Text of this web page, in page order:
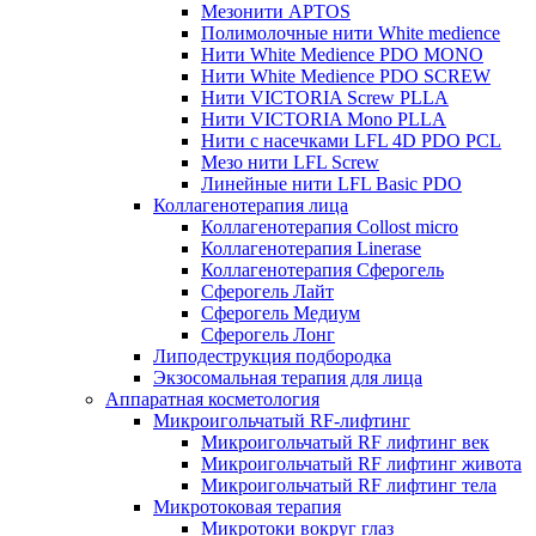
Мезонити APTOS
Полимолочные нити White medience
Нити White Medience PDO MONO
Нити White Medience PDO SCREW
Нити VICTORIA Screw PLLA
Нити VICTORIA Mono PLLA
Нити с насечками LFL 4D PDO PCL
Мезо нити LFL Screw
Линейные нити LFL Basic PDO
Коллагенотерапия лица
Коллагенотерапия Collost micro
Коллагенотерапия Linerase
Коллагенотерапия Сферогель
Сферогель Лайт
Сферогель Медиум
Сферогель Лонг
Липодеструкция подбородка
Экзосомальная терапия для лица
Аппаратная косметология
Микроигольчатый RF-лифтинг
Микроигольчатый RF лифтинг век
Микроигольчатый RF лифтинг живота
Микроигольчатый RF лифтинг тела
Микротоковая терапия
Микротоки вокруг глаз